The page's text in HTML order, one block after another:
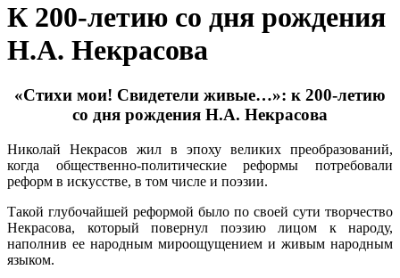
К 200-летию со дня рождения
Н.А. Некрасова
«Стихи мои! Свидетели живые…»: к 200-летию
со дня рождения Н.А. Некрасова
Николай Некрасов жил в эпоху великих преобразований,
когда общественно-политические реформы потребовали
реформ в искусстве, в том числе и поэзии.
Такой глубочайшей реформой было по своей сути творчество
Некрасова, который повернул поэзию лицом к народу,
наполнив ее народным мироощущением и живым народным
языком.